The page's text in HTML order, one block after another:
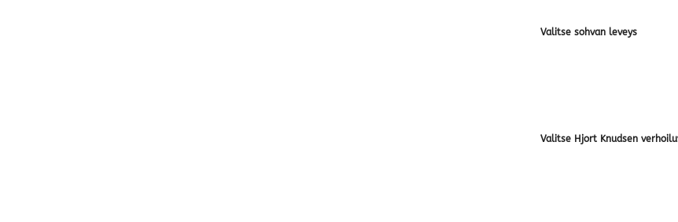
Valitse sohvan leveys
Valitse Hjort Knudsen